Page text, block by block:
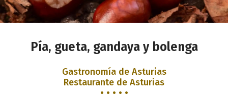
Pía, gueta, gandaya y bolenga
Gastronomía de Asturias
Restaurante de Asturias
• • • • •